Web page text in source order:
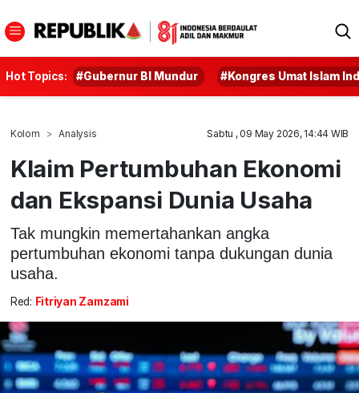
Hot Topics: #Gubernur BI Mundur #Kongres Umat Islam
Kolom Analysis Sabtu , 09 May 2026, 14:44 WIB
Klaim Pertumbuhan Ekonomi
dan Ekspansi Dunia Usaha
Tak mungkin memertahankan angka
pertumbuhan ekonomi tanpa dukungan dunia
usaha.
Red: Fitriyan Zamzami